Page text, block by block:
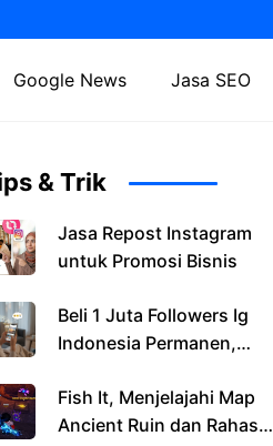
Google News Jasa SEO
& Trik
Jasa Repost Instagram
untuk Promosi Bisnis
Beli 1 Juta Followers Ig
Indonesia Permanen,
Popularitas & Bangun
Kredibilitas Brand
Fish It, Menjelajahi Map
Ancient Ruin dan Rahasia